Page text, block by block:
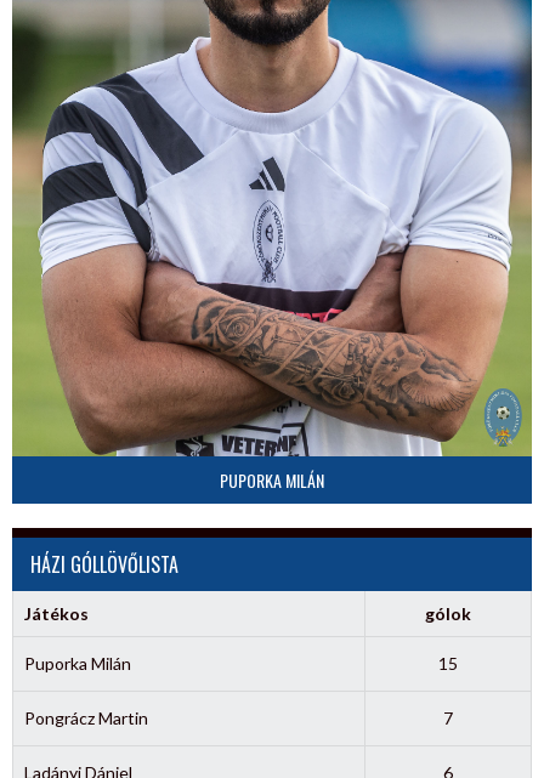
PUPORKA MILÁN
HÁZI GÓLLÖVŐLISTA
Játékos gólok
Puporka Milán 15
Pongrácz Martin 7
Ladányi Dániel 6